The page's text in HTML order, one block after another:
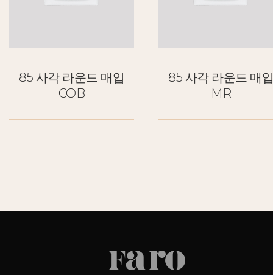
85 사각 라운드 매입
COB
85 사각 라운드 매입
MR